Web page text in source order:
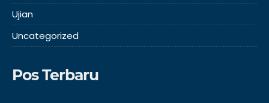
Ujian
Uncategorized
Pos Terbaru